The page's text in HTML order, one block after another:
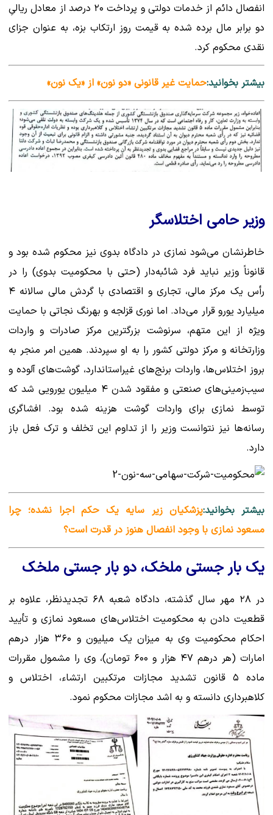
انفصال دائم از خدمات دولتی و پرداخت ۲۰ درصد از معادل ریالیِ
دو برابر مال برده شده به قیمت روز ارتکاب بزه، به عنوان جزای
نقدی محکوم کرد.
بیشتر بخوانید:حمایت غیر قانونی «دو نون» از «یک نون»
وزیر حامی اختلاسگر
خاطرنشان می‌شود نمازی در دادگاه بدوی نیز محکوم شده بود و
قانوناً وزیر نباید فرد شائبه‌دار (حتی با محکومیت بدوی) را در
رأس یک مرکز مالی، تجاری و اقتصادی با گردش مالی سالانه ۴
میلیارد یورو قرار می‌داد. اما نوری قزلجه و بهرنگ نجاتی با حمایت
ویژه از این متهم، سرنوشت بزرگترین مرکز صادرات و واردات
وزارتخانه و مرکز دولتی کشور را به او سپردند. همین امر منجر به
بروز اختلاس‌ها، واردات برنج‌های غیراستاندارد، گوشت‌های آلوده و
سیب‌زمینی‌های صنعتی و مفقود شدن ۴ میلیون یورویی شد که
توسط نمازی برای واردات گوشت هزینه شده بود. افشاگری
رسانه‌ها نیز نتوانست وزیر را از تداوم این تخلف و ترک فعل باز
دارد.
بیشتر بخوانید:پزشکیان زیر سایه یک حکم اجرا نشده؛ چرا
مسعود نمازی با وجود انفصال هنوز در قدرت است؟
یک بار جستی ملخک، دو بار جستی ملخک
در ۲۸ مهر سال گذشته، دادگاه شعبه ۶۸ تجدیدنظر، علاوه بر
قطعیت دادن به محکومیت اختلاس‌های مسعود نمازی و تأیید
احکام محکومیت وی به میزان یک میلیون و ۳۶۰ هزار درهم
امارات (هر درهم ۴۷ هزار و ۶۰۰ تومان)، وی را مشمول مقررات
ماده ۵ قانون تشدید مجازات مرتکبین ارتشاء، اختلاس و
کلاهبرداری دانسته و به اشد مجازات محکوم نمود.